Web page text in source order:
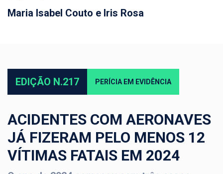
Maria Isabel Couto e Iris Rosa
EDIÇÃO N.217 PERÍCIA EM EVIDÊNCIA
ACIDENTES COM AERONAVES
JÁ FIZERAM PELO MENOS 12
VÍTIMAS FATAIS EM 2024